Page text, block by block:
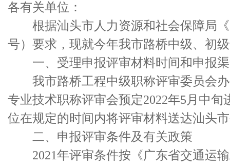
各有关单位：
根据汕头市人力资源和社会保障局《
号）要求，现就今年我市路桥中级、初
一、受理申报评审材料时间和申报
我市路桥工程中级职称评审委员会办
专业技术职称评审会预定2022年5月中
位在规定的时间内将评审材料送达汕头
二、申报评审条件及有关政策
2021年评审条件按《广东省交通运输